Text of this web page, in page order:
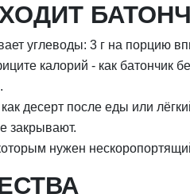
углеводы: 3 г на порцию
калорий - как батончик
десерт после еды или
закрывают.
нужен